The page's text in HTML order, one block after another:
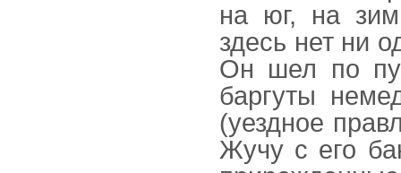
на юг, на
здесь нет ни
Он шел по
баргуты
(уездное
Жучу с его